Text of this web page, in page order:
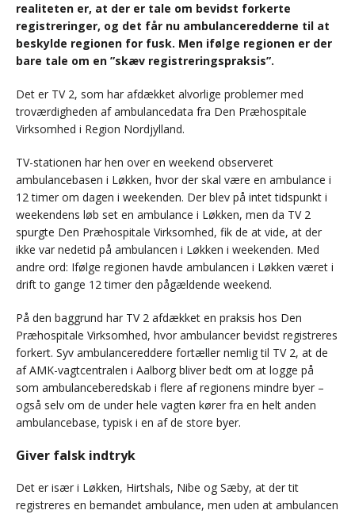
realiteten er, at der er tale om bevidst forkerte
registreringer, og det får nu ambulanceredderne til at
beskylde regionen for fusk. Men ifølge regionen er der
bare tale om en ”skæv registreringspraksis”.
Det er TV 2, som har afdækket alvorlige problemer med
troværdigheden af ambulancedata fra Den Præhospitale
Virksomhed i Region Nordjylland.
TV-stationen har hen over en weekend observeret
ambulancebasen i Løkken, hvor der skal være en ambulance i
12 timer om dagen i weekenden. Der blev på intet tidspunkt i
weekendens løb set en ambulance i Løkken, men da TV 2
spurgte Den Præhospitale Virksomhed, fik de at vide, at der
ikke var nedetid på ambulancen i Løkken i weekenden. Med
andre ord: Ifølge regionen havde ambulancen i Løkken været i
drift to gange 12 timer den pågældende weekend.
På den baggrund har TV 2 afdækket en praksis hos Den
Præhospitale Virksomhed, hvor ambulancer bevidst registreres
forkert. Syv ambulancereddere fortæller nemlig til TV 2, at de
af AMK-vagtcentralen i Aalborg bliver bedt om at logge på
som ambulanceberedskab i flere af regionens mindre byer –
også selv om de under hele vagten kører fra en helt anden
ambulancebase, typisk i en af de store byer.
Giver falsk indtryk
Det er især i Løkken, Hirtshals, Nibe og Sæby, at der tit
registreres en bemandet ambulance, men uden at ambulancen